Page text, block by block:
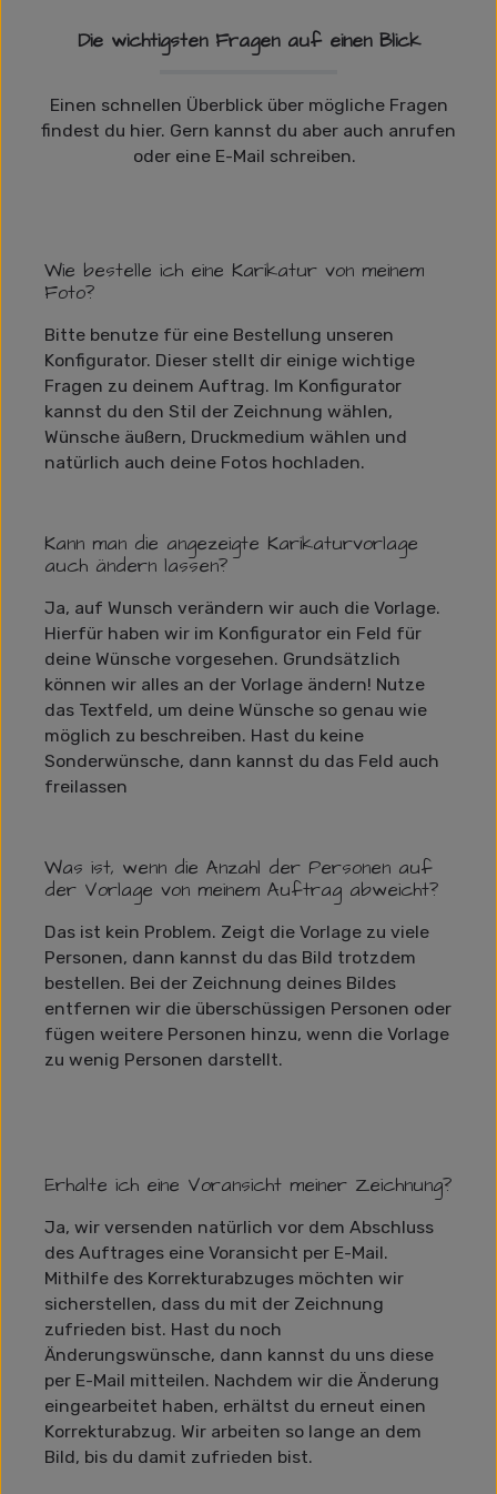
Die wichtigsten Fragen auf einen Blick
Einen schnellen Überblick über mögliche Fragen
findest du hier. Gern kannst du aber auch anrufen
oder eine E-Mail schreiben.
Wie bestelle ich eine Karikatur von meinem
Foto?
Bitte benutze für eine Bestellung unseren
Konfigurator. Dieser stellt dir einige wichtige
Fragen zu deinem Auftrag. Im Konfigurator
kannst du den Stil der Zeichnung wählen,
Wünsche äußern, Druckmedium wählen und
natürlich auch deine Fotos hochladen.
Kann man die angezeigte Karikaturvorlage
auch ändern lassen?
Ja, auf Wunsch verändern wir auch die Vorlage.
Hierfür haben wir im Konfigurator ein Feld für
deine Wünsche vorgesehen. Grundsätzlich
können wir alles an der Vorlage ändern! Nutze
das Textfeld, um deine Wünsche so genau wie
möglich zu beschreiben. Hast du keine
Sonderwünsche, dann kannst du das Feld auch
freilassen
Was ist, wenn die Anzahl der Personen auf
der Vorlage von meinem Auftrag abweicht?
Das ist kein Problem. Zeigt die Vorlage zu viele
Personen, dann kannst du das Bild trotzdem
bestellen. Bei der Zeichnung deines Bildes
entfernen wir die überschüssigen Personen oder
fügen weitere Personen hinzu, wenn die Vorlage
zu wenig Personen darstellt.
Erhalte ich eine Voransicht meiner Zeichnung?
Ja, wir versenden natürlich vor dem Abschluss
des Auftrages eine Voransicht per E-Mail.
Mithilfe des Korrekturabzuges möchten wir
sicherstellen, dass du mit der Zeichnung
zufrieden bist. Hast du noch
Änderungswünsche, dann kannst du uns diese
per E-Mail mitteilen. Nachdem wir die Änderung
eingearbeitet haben, erhältst du erneut einen
Korrekturabzug. Wir arbeiten so lange an dem
Bild, bis du damit zufrieden bist.